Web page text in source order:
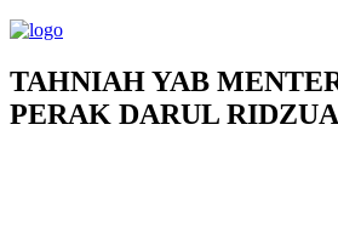
TAHNIAH YAB
PERAK DARUL